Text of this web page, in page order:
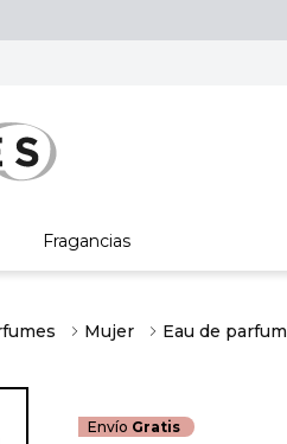
Fragancias
Mujer Eau de parfum
Envío Gratis